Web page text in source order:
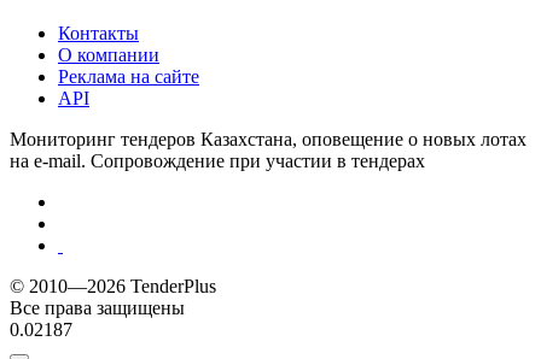
Контакты
О компании
Реклама на сайте
API
Мониторинг тендеров Казахстана, оповещение о новых лотах
на e-mail. Сопровождение при участии в тендерах
© 2010—2026 TenderPlus
Все права защищены
0.02187